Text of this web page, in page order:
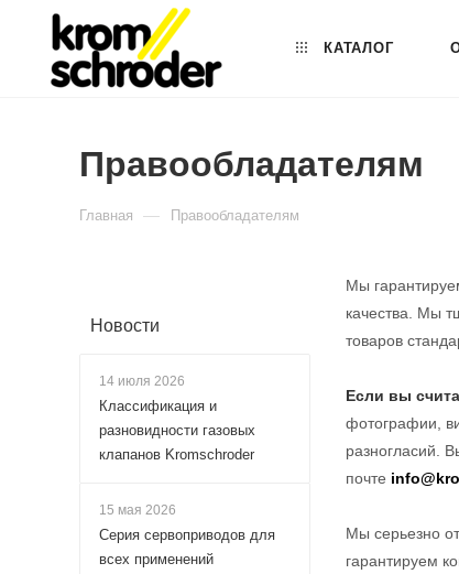
КАТАЛОГ
Правообладателям
Главная — Правообладателям
Мы
качества. Мы
товаров
Если вы
фотографии,
разногласий.
почте
Мы серьезно
гарантируем
Новости
14 июля 2026
Классификация и
разновидности газовых
клапанов Kromschroder
15 мая 2026
Серия сервоприводов для
всех применений